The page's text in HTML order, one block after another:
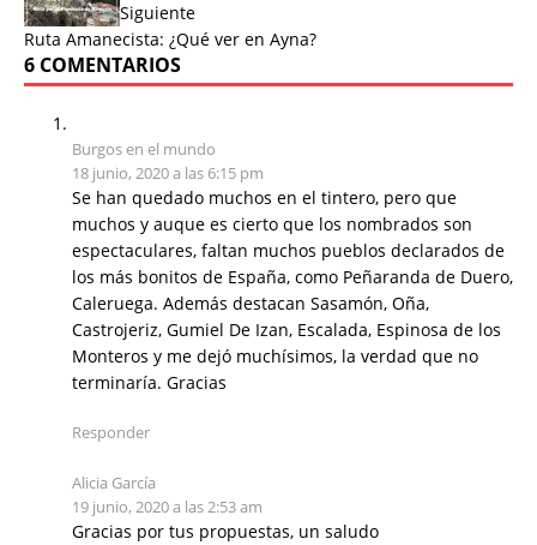
Siguiente
Ruta Amanecista: ¿Qué ver en Ayna?
6 COMENTARIOS
Burgos en el mundo
18 junio, 2020 a las 6:15 pm
Se han quedado muchos en el tintero, pero que
muchos y auque es cierto que los nombrados son
espectaculares, faltan muchos pueblos declarados de
los más bonitos de España, como Peñaranda de Duero,
Caleruega. Además destacan Sasamón, Oña,
Castrojeriz, Gumiel De Izan, Escalada, Espinosa de los
Monteros y me dejó muchísimos, la verdad que no
terminaría. Gracias
Responder
Alicia García
19 junio, 2020 a las 2:53 am
Gracias por tus propuestas, un saludo